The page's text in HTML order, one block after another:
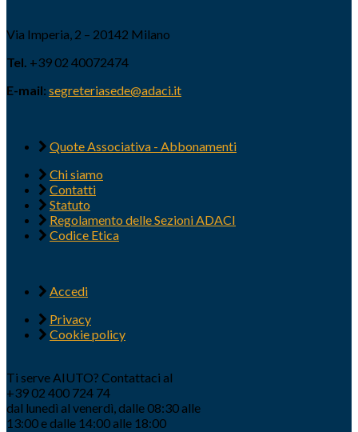
Via Imperia, 2 – 20142 Milano
Tel. +39 02 40072474
E-mail: segreteriasede@adaci.it
Quote Associativa - Abbonamenti
Chi siamo
Contatti
Statuto
Regolamento delle Sezioni ADACI
Codice Etica
Accedi
Privacy
Cookie policy
Ti serve AIUTO? Contattaci al
+39 02 400 724 74
dal lunedì al venerdì, dalle 08:30 alle
13:00 e dalle 14:00 alle 18:00